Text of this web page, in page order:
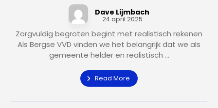
Dave Lijmbach
24 april 2025
Zorgvuldig begroten begint met realistisch rekenen
Als Bergse VVD vinden we het belangrijk dat we als
gemeente helder en realistisch ...
Read More